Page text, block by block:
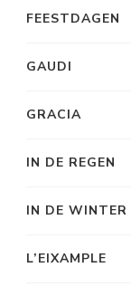
FEESTDAGEN
GAUDI
GRACIA
IN DE REGEN
IN DE WINTER
L’EIXAMPLE